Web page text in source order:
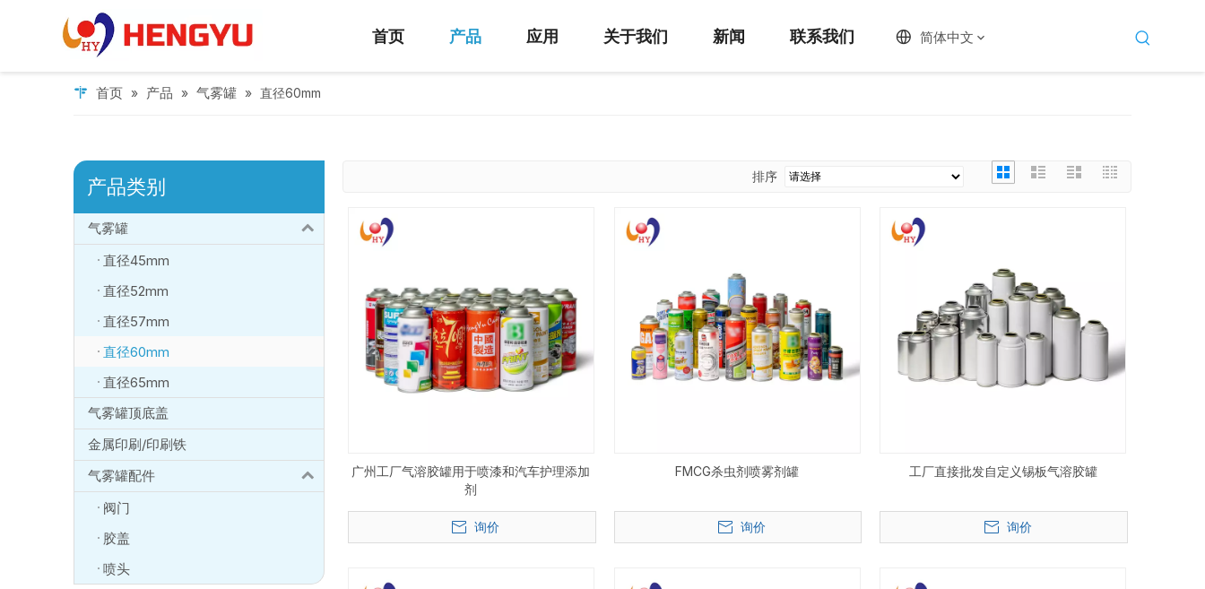
首页 产品 应用 关于我们 新闻 联系我们 简体中文
首页 » 产品 » 气雾罐 » 直径60mm
产品类别
气雾罐
直径45mm
直径52mm
直径57mm
直径60mm
直径65mm
气雾罐顶底盖
金属印刷/印刷铁
气雾罐配件
阀门
胶盖
喷头
排序
广州工厂气溶胶罐用于喷漆和汽车护理添加
剂
询价
FMCG杀虫剂喷雾剂罐
询价
工厂直接批发自定义锡板气溶胶罐
询价